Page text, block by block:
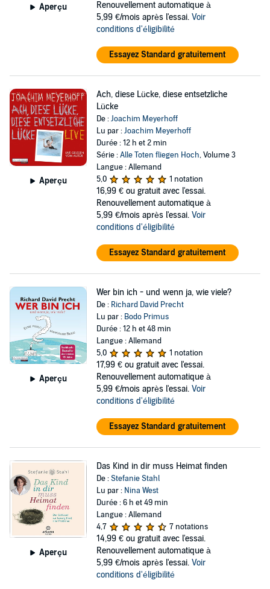
Aperçu
Renouvellement automatique à
5,99 €/mois après l'essai. Voir
conditions d'éligibilité
Essayez Standard gratuitement
Aperçu
Ach, diese Lücke, diese entsetzliche
Lücke
De :Joachim Meyerhoff
Lu par :Joachim Meyerhoff
Durée : 12 h et 2 min
Série :Alle Toten fliegen Hoch, Volume 3
Langue : Allemand
5,0
1 notation
16,99 € ou gratuit avec l'essai.
Renouvellement automatique à
5,99 €/mois après l'essai. Voir
conditions d'éligibilité
Essayez Standard gratuitement
Aperçu
Wer bin ich - und wenn ja, wie viele?
De : Richard David Precht
Lu par : Bodo Primus
Durée : 12 h et 48 min
Langue : Allemand
5,0
1 notation
17,99 € ou gratuit avec l'essai.
Renouvellement automatique à
5,99 €/mois après l'essai. Voir
conditions d'éligibilité
Essayez Standard gratuitement
Aperçu
Das Kind in dir muss Heimat finden
De :Stefanie Stahl
Lu par : Nina West
Durée : 6 h et 49 min
Langue : Allemand
4,7
7 notations
14,99 € ou gratuit avec l'essai.
Renouvellement automatique à
5,99 €/mois après l'essai. Voir
conditions d'éligibilité